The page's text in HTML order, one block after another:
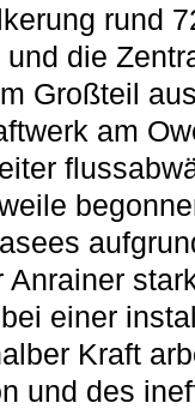
rund
die
Großteil
am
einer
Kraft
und des